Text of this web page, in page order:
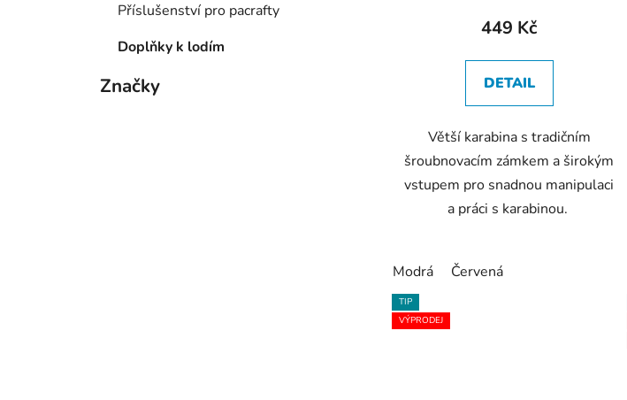
Příslušenství pro pacrafty
Doplňky k lodím
Značky
449 Kč
DETAIL
Větší karabina s tradičním
šroubnovacím zámkem a širokým
vstupem pro snadnou manipulaci
a práci s karabinou.
Modrá Červená
TIP
VÝPRODEJ